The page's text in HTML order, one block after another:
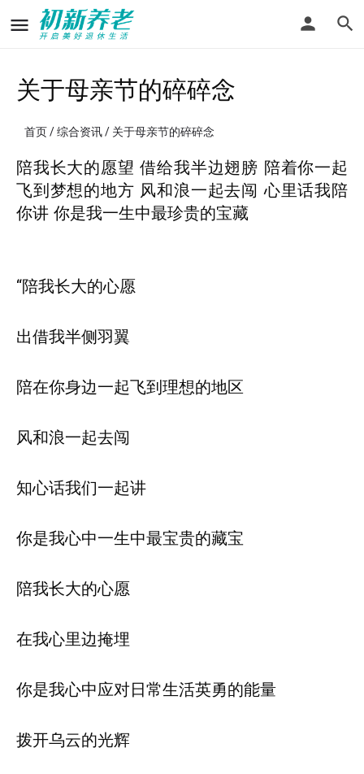
关于母亲节的碎碎念
首页/综合资讯/ 关于母亲节的碎碎念
陪我长大的愿望 借给我半边翅膀 陪着你一起
飞到梦想的地方 风和浪一起去闯 心里话我陪
你讲 你是我一生中最珍贵的宝藏
“陪我长大的心愿
出借我半侧羽翼
陪在你身边一起飞到理想的地区
风和浪一起去闯
知心话我们一起讲
你是我心中一生中最宝贵的藏宝
陪我长大的心愿
在我心里边掩埋
你是我心中应对日常生活英勇的能量
拨开乌云的光辉